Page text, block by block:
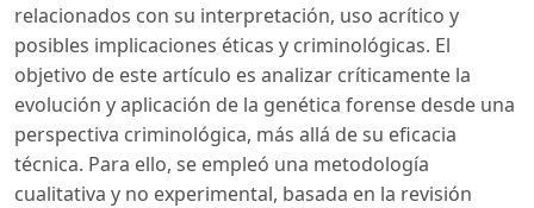
relacionados con su interpretación, uso acrítico y
posibles implicaciones éticas y criminológicas. El
objetivo de este artículo es analizar críticamente la
evolución y aplicación de la genética forense desde una
perspectiva criminológica, más allá de su eficacia
técnica. Para ello, se empleó una metodología
cualitativa y no experimental, basada en la revisión